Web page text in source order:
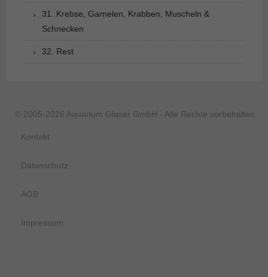
31. Krebse, Garnelen, Krabben, Muscheln &
Schnecken
32. Rest
© 2005-2026 Aquarium Glaser GmbH - Alle Rechte vorbehalten.
Kontakt
Datenschutz
AGB
Impressum